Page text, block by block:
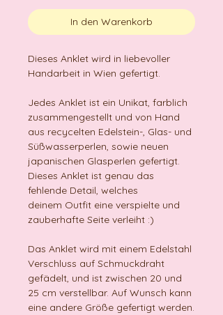
In den Warenkorb
Dieses Anklet wird in liebevoller
Handarbeit in Wien gefertigt.
Jedes Anklet ist ein Unikat, farblich
zusammengestellt und von Hand
aus recycelten Edelstein-, Glas- und
Süßwasserperlen, sowie neuen
japanischen Glasperlen gefertigt.
Dieses Anklet ist genau das
fehlende Detail, welches
deinem Outfit eine verspielte und
zauberhafte Seite verleiht :)
Das Anklet wird mit einem Edelstahl
Verschluss auf Schmuckdraht
gefädelt, und ist zwischen 20 und
25 cm verstellbar. Auf Wunsch kann
eine andere Größe gefertigt werden.